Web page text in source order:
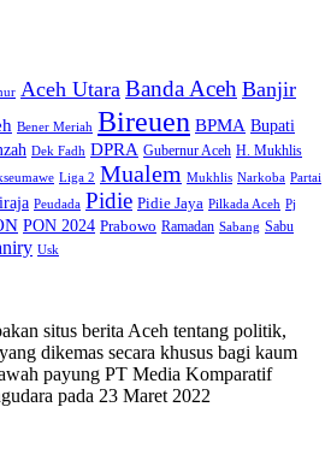
Aceh Utara Banda Aceh Banjir
Bener Meriah Bireuen BPMA Bupati
Dek Fadh DPRA Gubernur Aceh H. Mukhlis
Liga 2 Mualem Mukhlis Narkoba Partai
Peudada Pidie Pidie Jaya Pilkada Aceh Pj
PON 2024 Prabowo Ramadan Sabang Sabu
Usk
situs berita Aceh tentang politik,
dikemas secara khusus bagi kaum
payung PT Media Komparatif
pada 23 Maret 2022